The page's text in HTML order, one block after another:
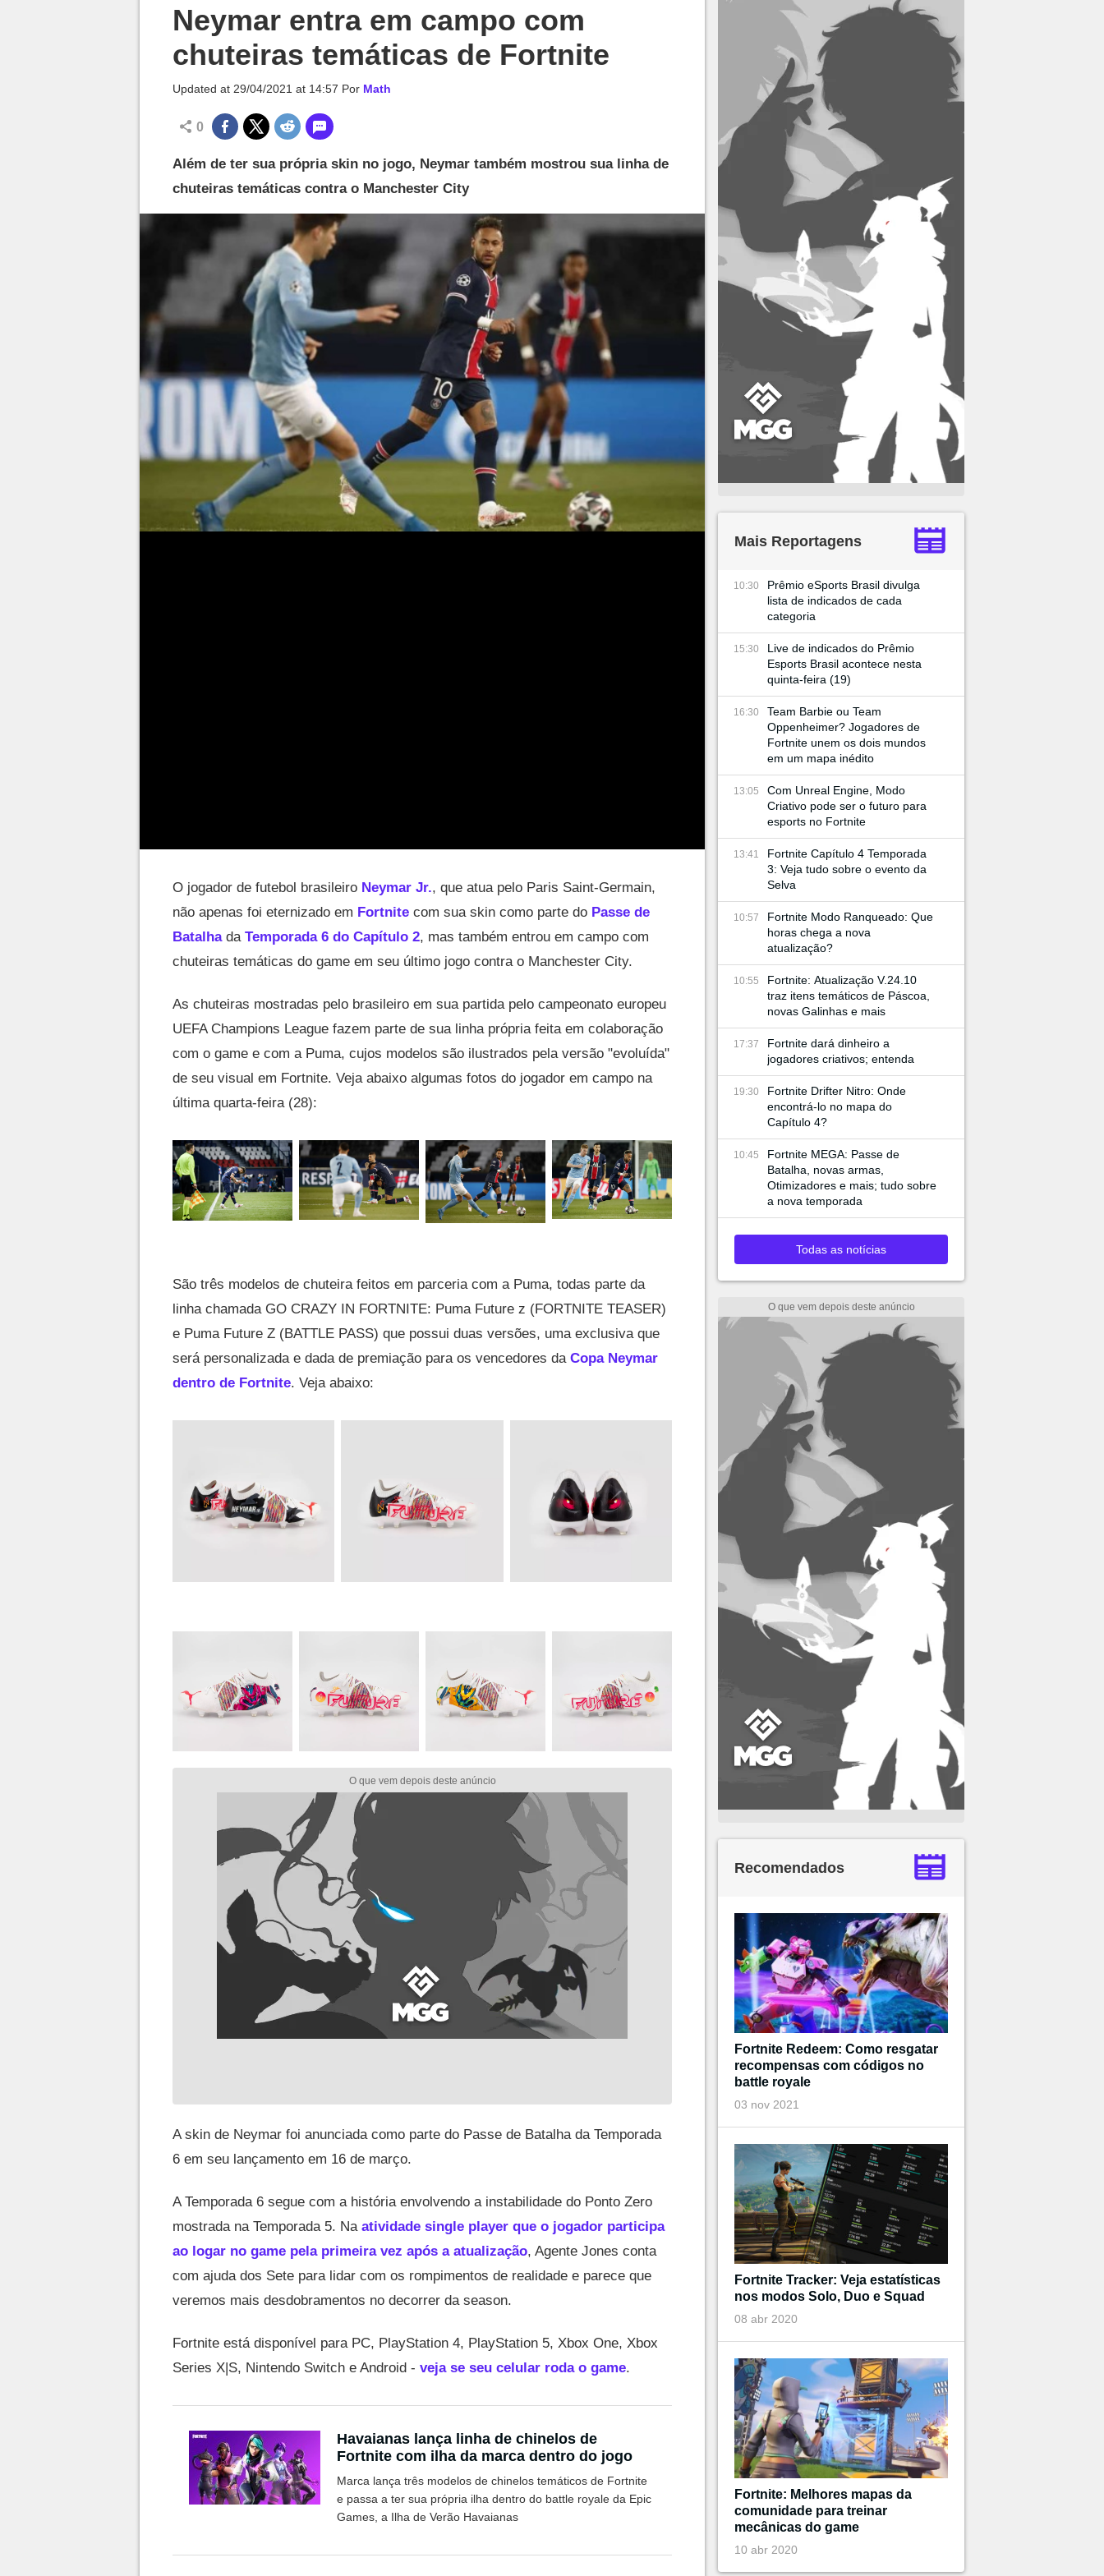
Neymar entra em campo com
chuteiras temáticas de Fortnite
Updated at 29/04/2021 at 14:57 Por Math
0
Além de ter sua própria skin no jogo, Neymar também mostrou sua linha de
chuteiras temáticas contra o Manchester City
O jogador de futebol brasileiro Neymar Jr., que atua pelo Paris Saint-Germain,
não apenas foi eternizado em Fortnite com sua skin como parte do Passe de
Batalhada Temporada 6 do Capítulo 2, mas também entrou em campo com
chuteiras temáticas do game em seu último jogo contra o Manchester City.
As chuteiras mostradas pelo brasileiro em sua partida pelo campeonato europeu
UEFA Champions League fazem parte de sua linha própria feita em colaboração
com o game e com a Puma, cujos modelos são ilustrados pela versão "evoluída"
de seu visual em Fortnite. Veja abaixo algumas fotos do jogador em campo na
última quarta-feira (28):
São três modelos de chuteira feitos em parceria com a Puma, todas parte da
linha chamada GO CRAZY IN FORTNITE: Puma Future z (FORTNITE TEASER)
e Puma Future Z (BATTLE PASS) que possui duas versões, uma exclusiva que
será personalizada e dada de premiação para os vencedores da Copa Neymar
dentro de Fortnite. Veja abaixo:
A skin de Neymar foi anunciada como parte do Passe de Batalha da Temporada
6 em seu lançamento em 16 de março.
A Temporada 6 segue com a história envolvendo a instabilidade do Ponto Zero
mostrada na Temporada 5. Na atividade single player que o jogador participa
ao logar no game pela primeira vez após a atualização, Agente Jones conta
com ajuda dos Sete para lidar com os rompimentos de realidade e parece que
veremos mais desdobramentos no decorrer da season.
Fortnite está disponível para PC, PlayStation 4, PlayStation 5, Xbox One, Xbox
Series X|S, Nintendo Switch e Android - veja se seu celular roda o game.
Havaianas lança linha de chinelos de
Fortnite com ilha da marca dentro do jogo
Marca lança três modelos de chinelos temáticos de Fortnite
e passa a ter sua própria ilha dentro do battle royale da Epic
Games, a Ilha de Verão Havaianas
Mais Reportagens
10:30
Prêmio eSports Brasil divulga
lista de indicados de cada
categoria
15:30
Live de indicados do Prêmio
Esports Brasil acontece nesta
quinta-feira (19)
16:30
Team Barbie ou Team
Oppenheimer? Jogadores de
Fortnite unem os dois mundos
em um mapa inédito
13:05
Com Unreal Engine, Modo
Criativo pode ser o futuro para
esports no Fortnite
13:41
Fortnite Capítulo 4 Temporada
3: Veja tudo sobre o evento da
Selva
10:57
Fortnite Modo Ranqueado: Que
horas chega a nova
atualização?
10:55
Fortnite: Atualização V.24.10
traz itens temáticos de Páscoa,
novas Galinhas e mais
17:37
Fortnite dará dinheiro a
jogadores criativos; entenda
19:30
Fortnite Drifter Nitro: Onde
encontrá-lo no mapa do
Capítulo 4?
10:45
Fortnite MEGA: Passe de
Batalha, novas armas,
Otimizadores e mais; tudo sobre
a nova temporada
Todas as notícias
Recomendados
Fortnite Redeem: Como resgatar
recompensas com códigos no
battle royale
03 nov 2021
Fortnite Tracker: Veja estatísticas
nos modos Solo, Duo e Squad
08 abr 2020
Fortnite: Melhores mapas da
comunidade para treinar
mecânicas do game
10 abr 2020